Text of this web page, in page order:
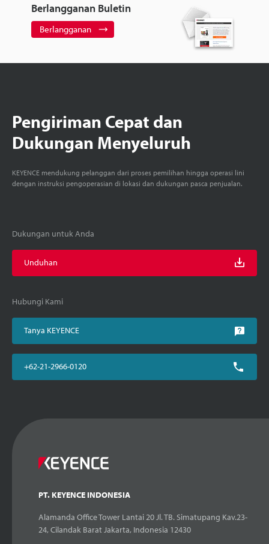
Berlangganan Buletin
Berlangganan
Pengiriman Cepat dan
Dukungan Menyeluruh
KEYENCE mendukung pelanggan dari proses pemilihan hingga operasi lini
dengan instruksi pengoperasian di lokasi dan dukungan pasca penjualan.
Dukungan untuk Anda
Unduhan
Hubungi Kami
Tanya KEYENCE
+62-21-2966-0120
PT. KEYENCE INDONESIA
Alamanda Office Tower Lantai 20 Jl. TB. Simatupang Kav.23-
24, Cilandak Barat Jakarta, Indonesia 12430